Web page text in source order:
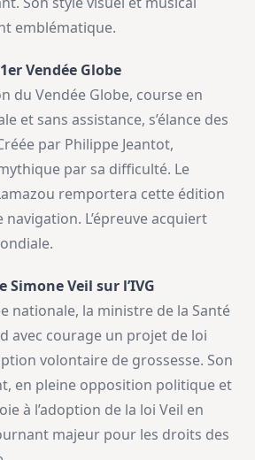
emblématique.
Vendée Globe
du Vendée Globe, course en
et sans assistance, s’élance des
par Philippe Jeantot,
par sa difficulté. Le
remportera cette édition
L’épreuve acquiert
Simone Veil sur l’IVG
nationale, la ministre de la Santé
avec courage un projet de loi
volontaire de grossesse. Son
en pleine opposition politique et
à l’adoption de la loi Veil en
majeur pour les droits des